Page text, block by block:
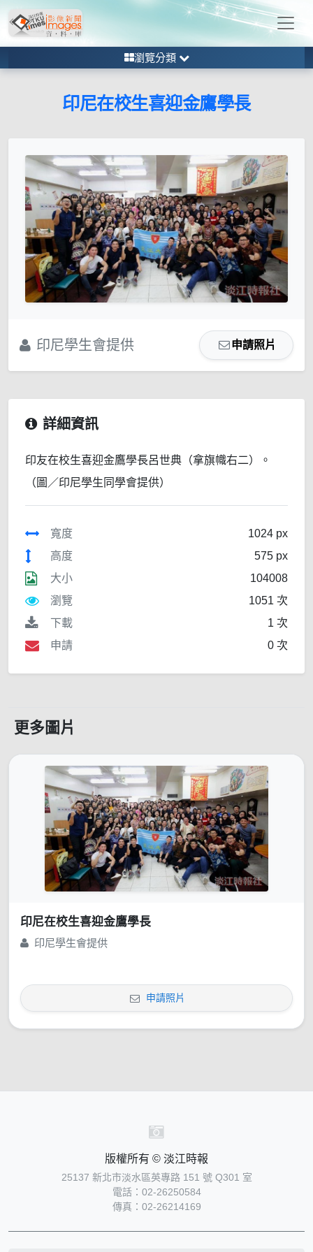
瀏覽分類
印尼在校生喜迎金鷹學長
印尼學生會提供 申請照片
詳細資訊
印友在校生喜迎金鷹學長呂世典（拿旗幟右二）。
（圖／印尼學生同學會提供）
寬度
1024 px
高度
575 px
大小
104008
瀏覽
1051 次
下載
1 次
申請
0 次
更多圖片
印尼在校生喜迎金鷹學長
印尼學生會提供
申請照片
版權所有 © 淡江時報
25137 新北市淡水區英專路 151 號 Q301 室
電話：02-26250584
傳真：02-26214169